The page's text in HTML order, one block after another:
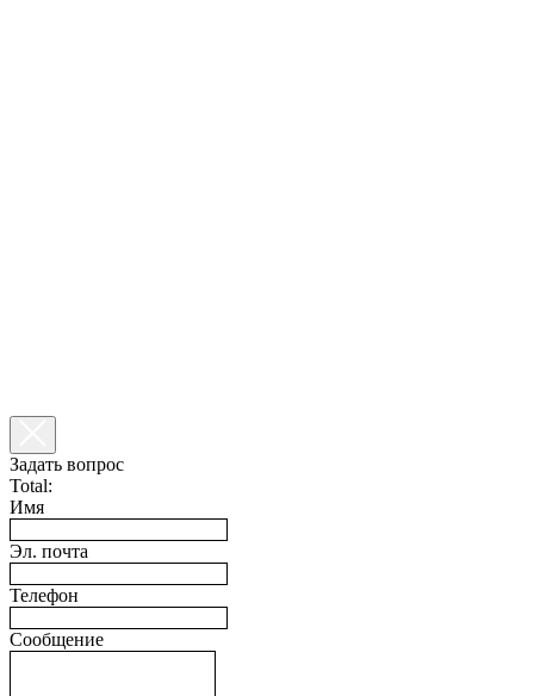
Задать вопрос
Total:
Имя
Эл. почта
Телефон
Сообщение